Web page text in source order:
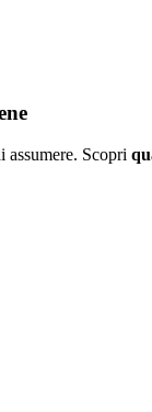
assumere. Scopri